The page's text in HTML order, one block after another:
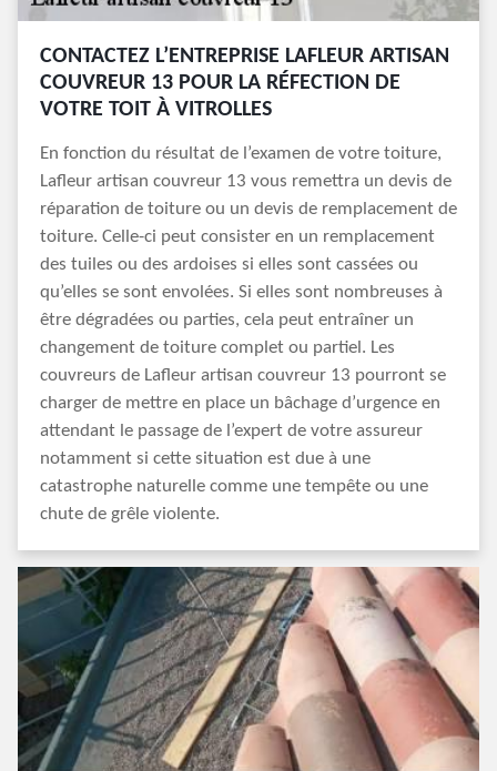
CONTACTEZ L’ENTREPRISE LAFLEUR ARTISAN
COUVREUR 13 POUR LA RÉFECTION DE
VOTRE TOIT À VITROLLES
En fonction du résultat de l’examen de votre toiture,
Lafleur artisan couvreur 13 vous remettra un devis de
réparation de toiture ou un devis de remplacement de
toiture. Celle-ci peut consister en un remplacement
des tuiles ou des ardoises si elles sont cassées ou
qu’elles se sont envolées. Si elles sont nombreuses à
être dégradées ou parties, cela peut entraîner un
changement de toiture complet ou partiel. Les
couvreurs de Lafleur artisan couvreur 13 pourront se
charger de mettre en place un bâchage d’urgence en
attendant le passage de l’expert de votre assureur
notamment si cette situation est due à une
catastrophe naturelle comme une tempête ou une
chute de grêle violente.